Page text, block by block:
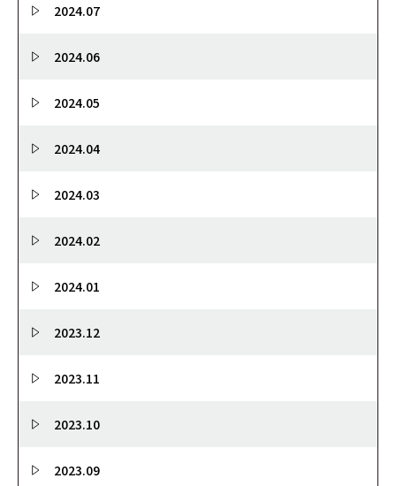
2024.07
2024.06
2024.05
2024.04
2024.03
2024.02
2024.01
2023.12
2023.11
2023.10
2023.09